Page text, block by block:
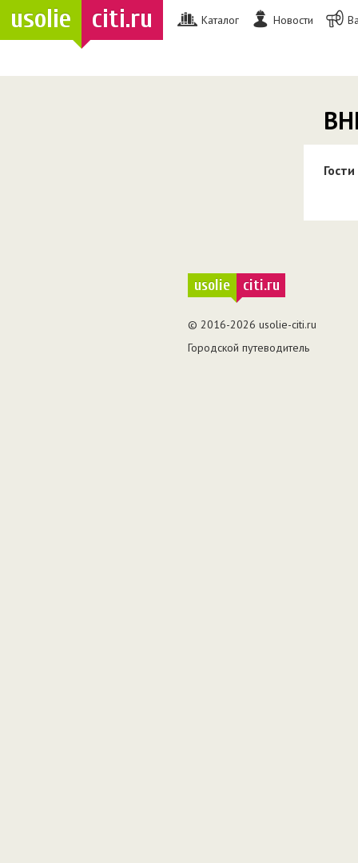
usolie citi.ru Каталог Новости
Гости
usolie citi.ru
© 2016-2026 usolie-citi.ru
Городской путеводитель